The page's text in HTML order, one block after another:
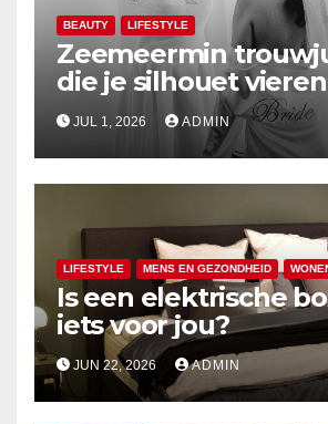
BEAUTY LIFESTYLE
Zeemeermin
die je silhouet vieren
JUL 1, 2026 ADMIN
LIFESTYLE MENS EN GEZONDHEID
Is een elektrische
iets voor jou?
JUN 22, 2026 ADMIN